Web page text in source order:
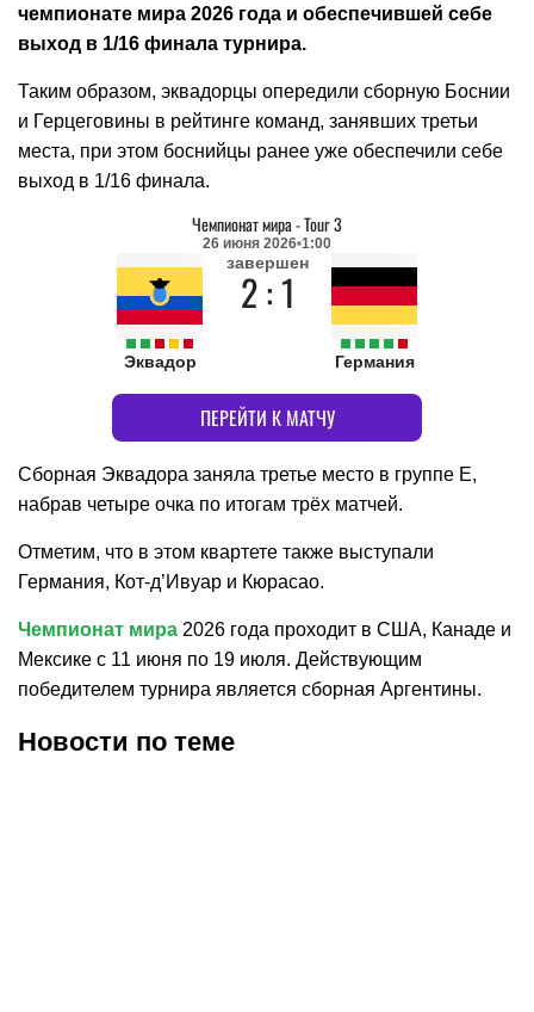
чемпионате мира 2026 года и обеспечившей себе
выход в 1/16 финала турнира.
Таким образом, эквадорцы опередили сборную Боснии
и Герцеговины в рейтинге команд, занявших третьи
места, при этом боснийцы ранее уже обеспечили себе
выход в 1/16 финала.
Чемпионат мира-Tour 3
26 июня 2026 1:00
Эквадор
завершен
2 : 1
Германия
ПЕРЕЙТИ К МАТЧУ
Сборная Эквадора заняла третье место в группе E,
набрав четыре очка по итогам трёх матчей.
Отметим, что в этом квартете также выступали
Германия, Кот-д’Ивуар и Кюрасао.
Чемпионат мира 2026 года проходит в США, Канаде и
Мексике с 11 июня по 19 июля. Действующим
победителем турнира является сборная Аргентины.
Новости по теме